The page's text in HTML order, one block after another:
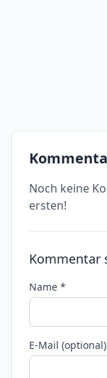
Noch keine
ersten!
Kommentar
Name *
E-Mail (optional)